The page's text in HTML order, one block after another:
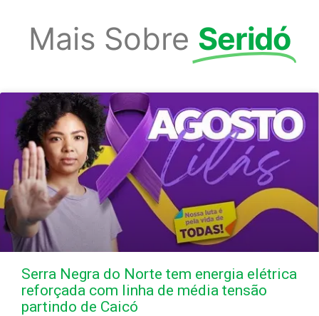
Mais Sobre Seridó
Serra Negra do Norte tem energia elétrica
reforçada com linha de média tensão
partindo de Caicó